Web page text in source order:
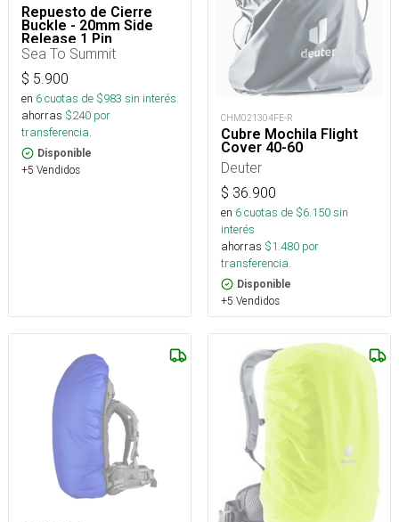
Repuesto de Cierre
Buckle - 20mm Side
Release 1 Pin
Sea To Summit
$ 5.900
en 6cuotas de $983 sin interés
ahorras $240 por
transferencia.
Disponible
+5 Vendidos
CHM021304FE-R
Cubre Mochila Flight
Cover 40-60
Deuter
$ 36.900
en 6cuotas de $6.150sin
interés
ahorras $1.480 por
transferencia.
Disponible
+5 Vendidos